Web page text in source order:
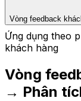
Vòng feedback
Ứng dụng theo
khách hàng
Vòng
→ Phân